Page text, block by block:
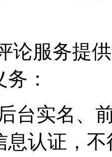
论服务提
：
后台实名、
息认证，